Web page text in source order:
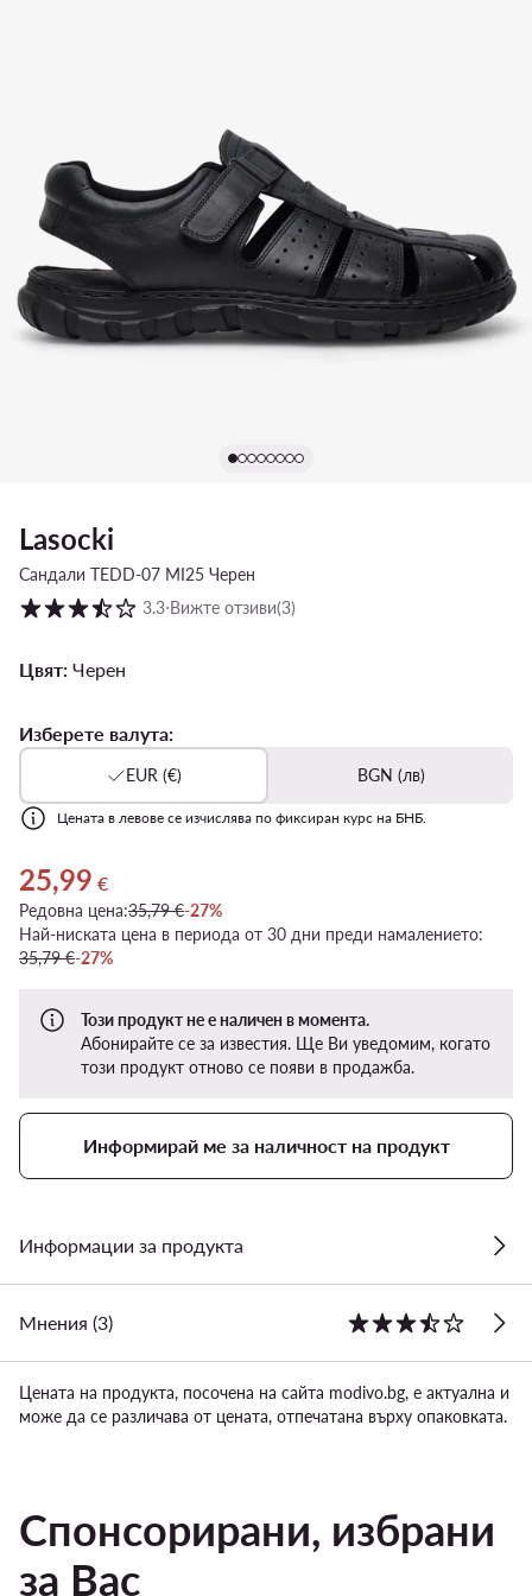
Lasocki
Сандали TEDD-07 MI25 Черен
Оценка на клиентите в скала от 1 до 5
3.3⋅Вижте отзиви(3)
Цвят: Черен
Изберете валута:
EUR (€) BGN (лв)
Цената в левове се изчислява по фиксиран курс на БНБ.
Актуална цена 25,99 €
25,99 €
Редовна цена:35,79 €-27%
Най-ниската цена в периода от 30 дни преди намалението:
35,79 €-27%
Този продукт не е наличен в момента.
Абонирайте се за известия. Ще Ви уведомим, когато
този продукт отново се появи в продажба.
Информирай ме за наличност на продукт
Информации за продукта
Мнения (3)
Цената на продукта, посочена на сайта modivo.bg, е актуална и
може да се различава от цената, отпечатана върху опаковката.
Спонсорирани, избрани
за Вас